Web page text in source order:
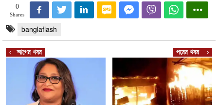
0
Shares
banglaflash
আগের খবর পরের খবর